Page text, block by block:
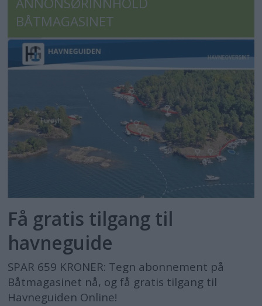
BÅTMAGASINET
Få gratis tilgang til
havneguide
SPAR 659 KRONER: Tegn abonnement på
Båtmagasinet nå, og få gratis tilgang til
Havneguiden Online!